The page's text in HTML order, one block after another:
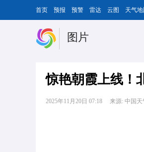
首页 预报 预警 雷达 云图 天气地
图片
惊艳朝霞上线！
2025年11月20日 07:18 来源: 中国天